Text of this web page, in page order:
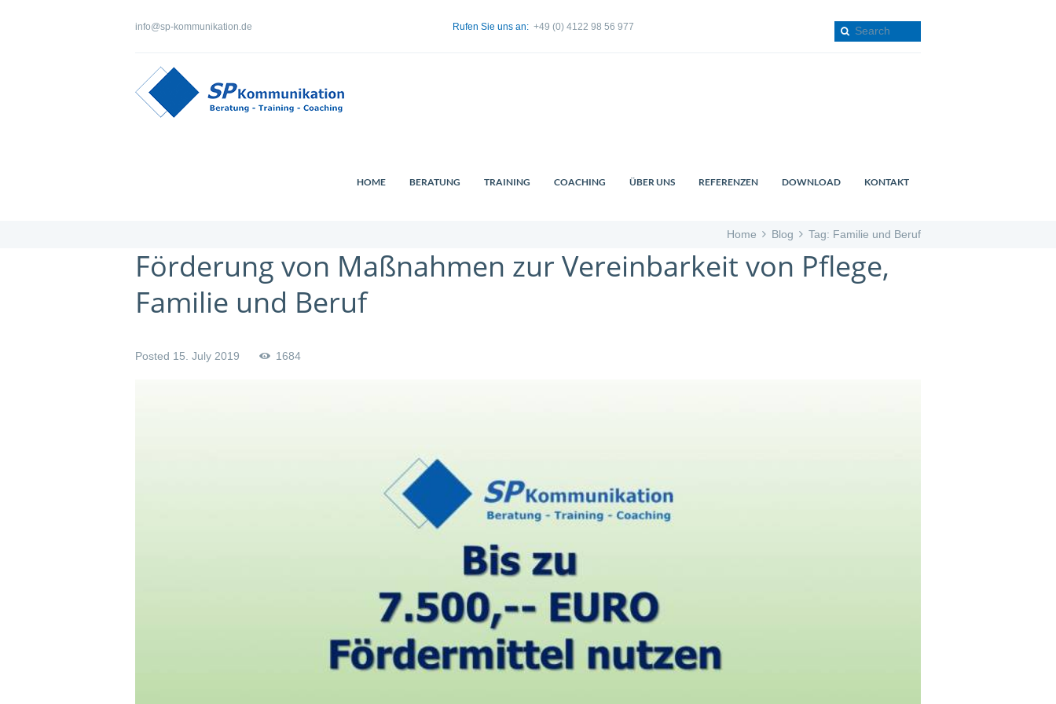
info@sp-kommunikation.de Rufen Sie uns an: +49 (0) 4122 98 56 977
HOME BERATUNG TRAINING COACHING ÜBER UNS REFERENZEN DOWNLOAD KONTAKT
Home Blog Tag: Familie und Beruf
Förderung von Maßnahmen zur Vereinbarkeit von Pflege,
Familie und Beruf
Posted 15. July 2019 1684